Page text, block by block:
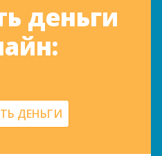
деньги
ДЕНЬГИ